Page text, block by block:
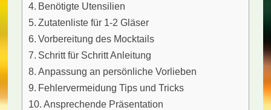
Benötigte Utensilien
Zutatenliste für 1-2 Gläser
Vorbereitung des Mocktails
Schritt für Schritt Anleitung
Anpassung an persönliche Vorlieben
Fehlervermeidung Tips und Tricks
Ansprechende Präsentation